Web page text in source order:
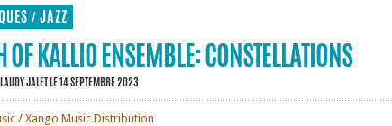
/ JAZZ
OF KALLIO ENSEMBLE: CONSTELLATIONS
JALETLE 14 SEPTEMBRE 2023
/ Xango Music Distribution